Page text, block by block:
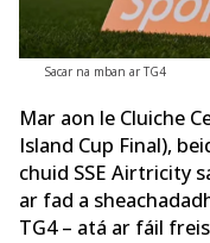
Sacar na mban ar TG4
Mar aon le Cluiche
Island Cup Final),
chuid SSE Airtricity
ar fad a
TG4 – atá ar fáil